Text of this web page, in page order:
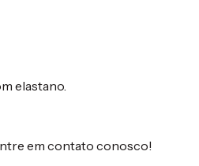
elastano.
em contato conosco!